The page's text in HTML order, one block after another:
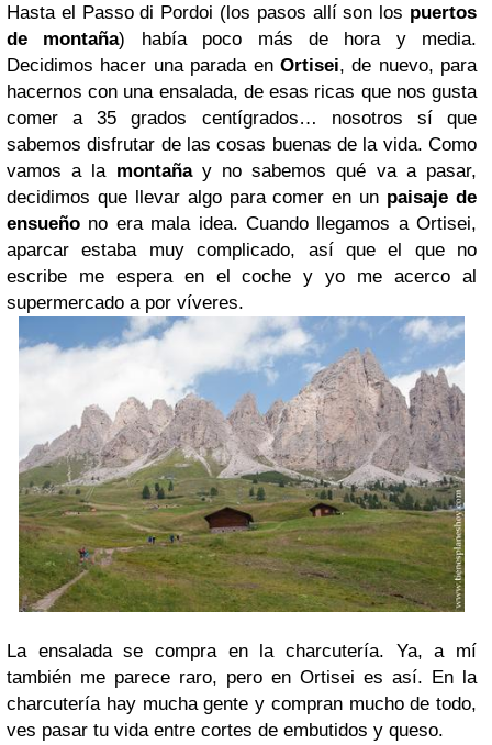
Hasta el Passo di Pordoi (los pasos allí son los puertos
de montaña) había poco más de hora y media.
Decidimos hacer una parada en Ortisei, de nuevo, para
hacernos con una ensalada, de esas ricas que nos gusta
comer a 35 grados centígrados… nosotros sí que
sabemos disfrutar de las cosas buenas de la vida. Como
vamos a la montañay no sabemos qué va a pasar,
decidimos que llevar algo para comer en un paisaje de
ensueño no era mala idea. Cuando llegamos a Ortisei,
aparcar estaba muy complicado, así que el que no
escribe me espera en el coche y yo me acerco al
supermercado a por víveres.
La ensalada se compra en la charcutería. Ya, a mí
también me parece raro, pero en Ortisei es así. En la
charcutería hay mucha gente y compran mucho de todo,
ves pasar tu vida entre cortes de embutidos y queso.